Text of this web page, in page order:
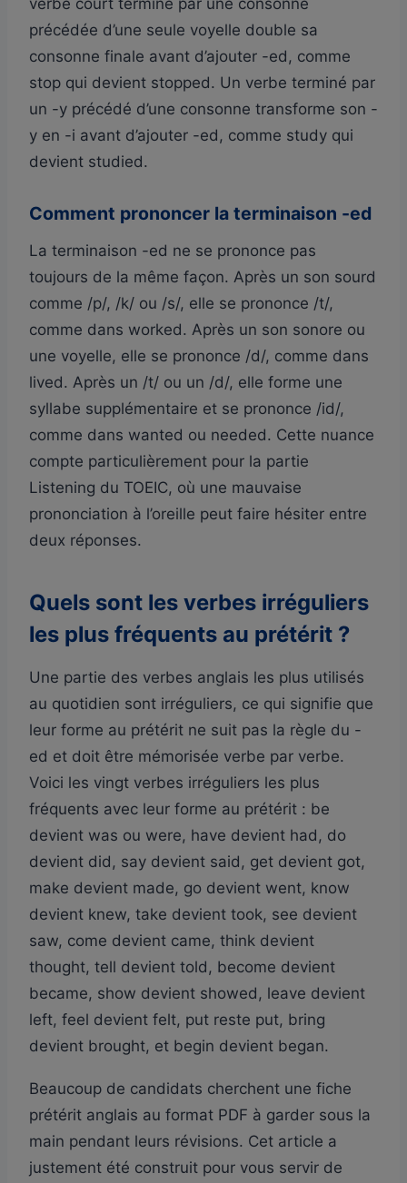
précédée d’une seule voyelle double sa
consonne finale avant d’ajouter -ed, comme
stop qui devient stopped. Un verbe terminé par
un -y précédé d’une consonne transforme son -
y en -i avant d’ajouter -ed, comme study qui
devient studied.
Comment prononcer la terminaison -ed
La terminaison -ed ne se prononce pas
toujours de la même façon. Après un son sourd
comme /p/, /k/ ou /s/, elle se prononce /t/,
comme dans worked. Après un son sonore ou
une voyelle, elle se prononce /d/, comme dans
lived. Après un /t/ ou un /d/, elle forme une
syllabe supplémentaire et se prononce /id/,
comme dans wanted ou needed. Cette nuance
compte particulièrement pour la partie
Listening du TOEIC, où une mauvaise
prononciation à l’oreille peut faire hésiter entre
deux réponses.
Quels sont les verbes irréguliers
les plus fréquents au prétérit ?
Une partie des verbes anglais les plus utilisés
au quotidien sont irréguliers, ce qui signifie que
leur forme au prétérit ne suit pas la règle du -
ed et doit être mémorisée verbe par verbe.
Voici les vingt verbes irréguliers les plus
fréquents avec leur forme au prétérit : be
devient was ou were, have devient had, do
devient did, say devient said, get devient got,
make devient made, go devient went, know
devient knew, take devient took, see devient
saw, come devient came, think devient
thought, tell devient told, become devient
became, show devient showed, leave devient
left, feel devient felt, put reste put, bring
devient brought, et begin devient began.
Beaucoup de candidats cherchent une fiche
prétérit anglais au format PDF à garder sous la
main pendant leurs révisions. Cet article a
justement été construit pour vous servir de